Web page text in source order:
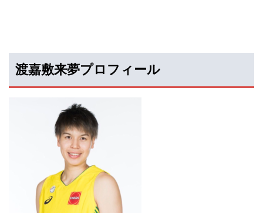
渡嘉敷来夢プロフィール